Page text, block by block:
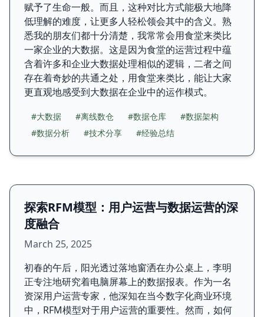
赋予了生命一般。而且，这种对比方式能极大地降
低理解的难度，让更多人轻松领会其中的含义。熟
悉我的朋友们都十分清楚，我常常会用食堂来类比
一家企业的大数据。这是因为食堂的运营过程中蕴
含着许多和企业大数据处理相似的逻辑，二者之间
存在着奇妙的共通之处，用食堂来类比，能让大家
更直观地感受到大数据在企业中的运作模式。
#大数据 #离线数仓 #数据仓库
#数据架构
#数据分析
#技术分享 #经验总结
探索RFM模型：用户运营与数据运营的深
度融合
March 25, 2025
初春的午后，阳光透过落地窗洒在办公桌上，李明
正专注地研究着电脑屏幕上的数据报表。作为一名
资深用户运营专家，他深知在当今数字化商业环境
中，RFM模型对于用户运营的重要性。然而，如何